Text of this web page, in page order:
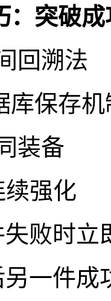
：突破
回溯法
库保存机
装备
续强化
败时立
一件成